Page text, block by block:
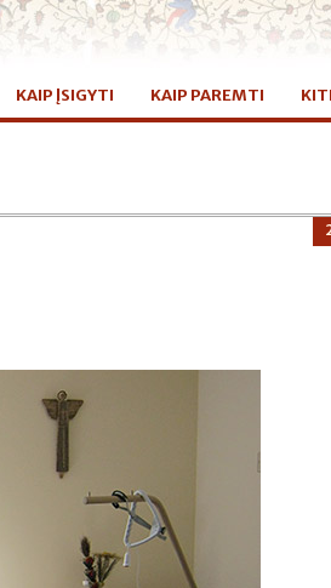
KAIP ĮSIGYTI KAIP PAREMTI